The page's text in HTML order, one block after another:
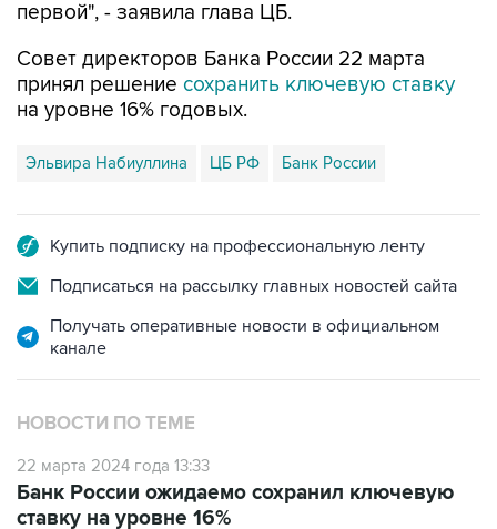
первой", - заявила глава ЦБ.
Совет директоров Банка России 22 марта
принял решение сохранить ключевую ставку
на уровне 16% годовых.
Эльвира Набиуллина ЦБ РФ Банк России
Купить подписку на профессиональную ленту
Подписаться на рассылку главных новостей сайта
Получать оперативные новости в официальном
канале
НОВОСТИ ПО ТЕМЕ
22 марта 2024 года 13:33
Банк России ожидаемо сохранил ключевую
ставку на уровне 16%